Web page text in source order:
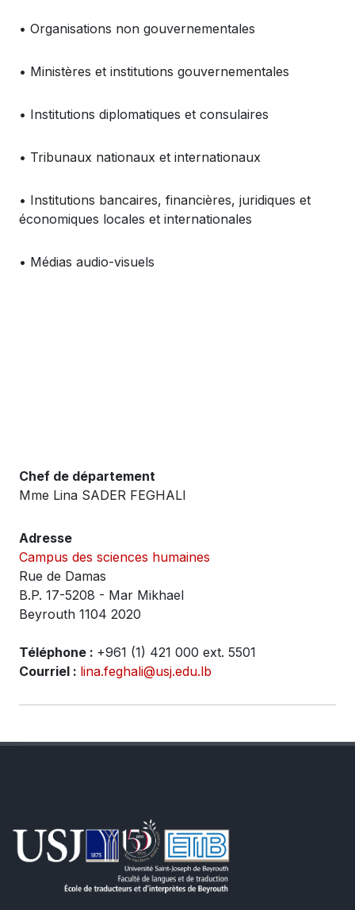
• Organisations non gouvernementales
• Ministères et institutions gouvernementales
• Institutions diplomatiques et consulaires
• Tribunaux nationaux et internationaux
• Institutions bancaires, financières, juridiques et
économiques locales et internationales
• Médias audio-visuels
Chef de département
Mme Lina SADER FEGHALI
Adresse
Campus des sciences humaines
Rue de Damas
B.P. 17-5208 - Mar Mikhael
Beyrouth 1104 2020
Téléphone : +961 (1) 421 000 ext. 5501
Courriel : lina.feghali@usj.edu.lb